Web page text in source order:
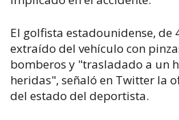
El golfista estadounidense, de
extraído del vehículo con
bomberos y "trasladado a un
heridas", señaló en Twitter la
del estado del deportista.